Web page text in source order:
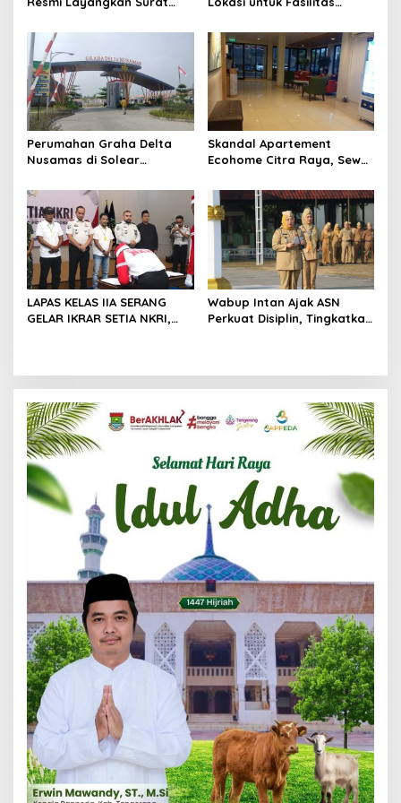
Management Ecohome dan
BNK
Tigaraksa
Perumahan Graha Delta
Nusamas di Solear
Belum Memiliki PSU
Skandal Apartement
Ecohome Citra Raya, Sewa
Pegawai Staf BNK
LAPAS KELAS IIA SERANG
GELAR IKRAR SETIA NKRI,
Wabup Intan Ajak ASN
Perkuat Disiplin, Tingkatkan